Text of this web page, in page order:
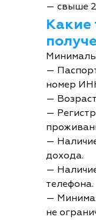
— свыше
Какие
—
номер
—
—
—
дохода.
—
телефона.
—
не